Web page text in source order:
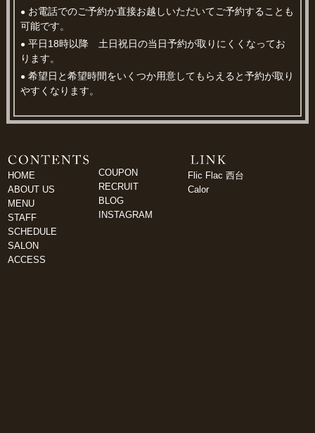
● お電話でのご予約か直接お越しいただいてご予約することも
可能です。
● 平日18時以降 土日祝日の当日予約が取りにくくなってお
ります。
● 希望日と希望時間をいくつか用意してもらえると予約が取り
やすくなります。
HOME
ABOUT US
MENU
STAFF
SCHEDULE
SALON
ACCESS
COUPON
RECRUIT
BLOG
INSTAGRAM
Flic Flac 西台
Calor